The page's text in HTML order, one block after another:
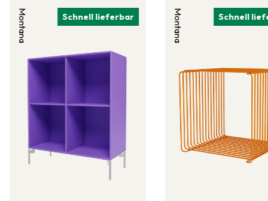
Schnell lieferbar
Montana Schnell
Montana